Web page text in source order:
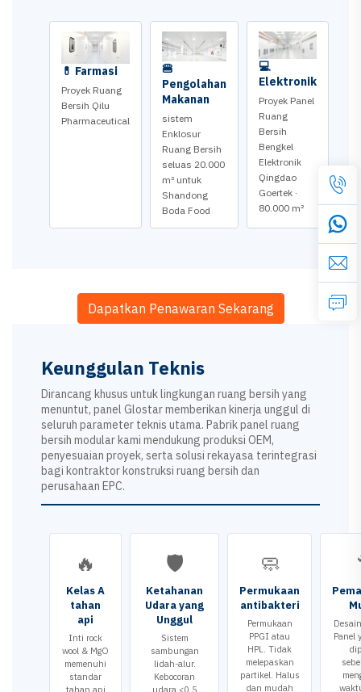
💊 Farmasi
Proyek Ruang
Bersih Qilu
Pharmaceutical
🍔
Pengolahan
Makanan
sistem
Enklosur
Ruang Bersih
seluas 20.000
m² untuk
Shandong
Boda Food
💻
Elektronik
Proyek Panel
Ruang
Bersih
Bengkel
Elektronik
Qingdao
Goertek ·
80.000 m²
Dapatkan Penawaran Sekarang
Keunggulan Teknis
Dirancang khusus untuk lingkungan ruang bersih yang
menuntut, panel Glostar memberikan kinerja unggul di
seluruh parameter teknis utama. Pabrik panel ruang
bersih modular kami mendukung produksi OEM,
penyesuaian proyek, serta solusi rekayasa terintegrasi
bagi kontraktor konstruksi ruang bersih dan
perusahaan EPC.
🔥
Kelas A
tahan
api
Inti rock
wool & MgO
memenuhi
standar
tahan api
🛡️
Ketahanan
Udara yang
Unggul
Sistem
sambungan
lidah-alur.
Kebocoran
udara <0,5
🧼
Permukaan
antibakteri
Permukaan
PPGI atau
HPL. Tidak
melepaskan
partikel. Halus
dan mudah
Panel